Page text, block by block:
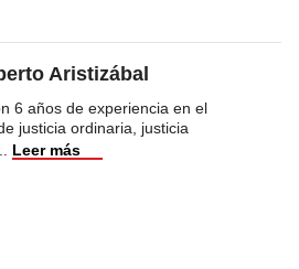
Aristizábal
6 años de experiencia en el
justicia ordinaria, justicia
Leer más